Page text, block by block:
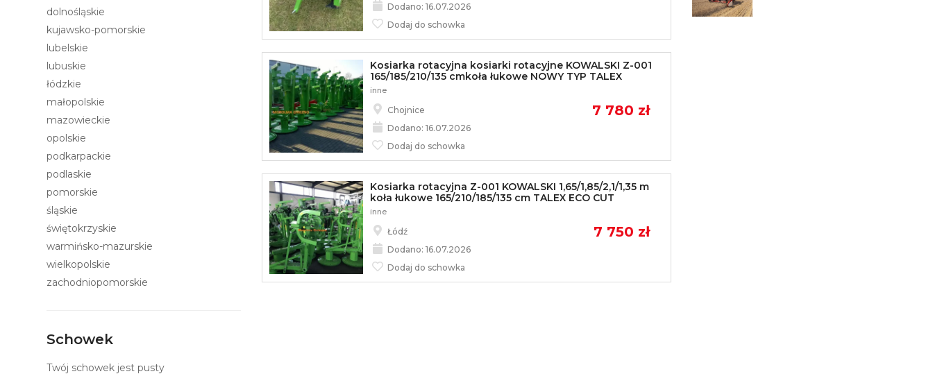
Dodano: 16.07.2026
Dodaj do schowka
Kosiarka rotacyjna kosiarki rotacyjne KOWALSKI Z-001
165/185/210/135 cmkoła łukowe NOWY TYP TALEX
inne
7 780 zł
Chojnice
Dodano: 16.07.2026
Dodaj do schowka
Kosiarka rotacyjna Z-001 KOWALSKI 1,65/1,85/2,1/1,35 m
koła łukowe 165/210/185/135 cm TALEX ECO CUT
inne
7 750 zł
Łódź
Dodano: 16.07.2026
Dodaj do schowka
dolnośląskie
kujawsko-pomorskie
lubelskie
lubuskie
łódzkie
małopolskie
mazowieckie
opolskie
podkarpackie
podlaskie
pomorskie
śląskie
świętokrzyskie
warmińsko-mazurskie
wielkopolskie
zachodniopomorskie
Schowek
Twój schowek jest pusty